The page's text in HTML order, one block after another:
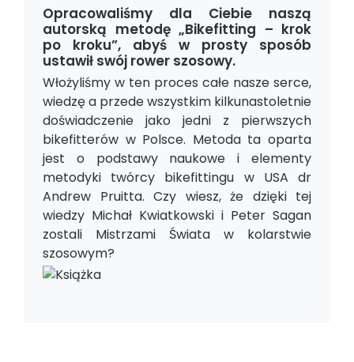
Opracowaliśmy dla Ciebie naszą
autorską metodę „Bikefitting – krok
po kroku”, abyś w prosty sposób
ustawił swój rower szosowy.
Włożyliśmy w ten proces całe nasze serce,
wiedzę a przede wszystkim kilkunastoletnie
doświadczenie jako jedni z pierwszych
bikefitterów w Polsce. Metoda ta oparta
jest o podstawy naukowe i elementy
metodyki twórcy bikefittingu w USA dr
Andrew Pruitta. Czy wiesz, że dzięki tej
wiedzy Michał Kwiatkowski i Peter Sagan
zostali Mistrzami Świata w kolarstwie
szosowym?